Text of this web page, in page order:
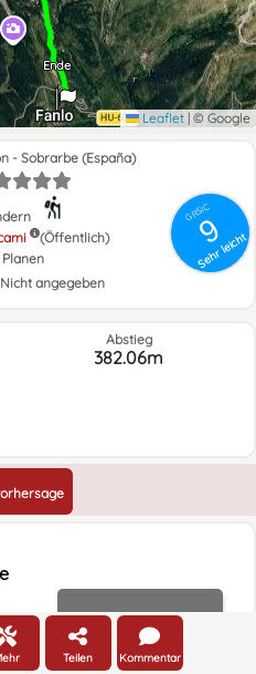
Ende
Leaflet | © Google
GRSIC
9
Sehr leicht
- Sobrarbe (España)
(Öffentlich)
Planen
Nicht angegeben
Abstieg
382.06m
Höhe
Teilen Kommentar